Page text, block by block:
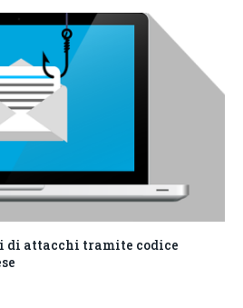
di attacchi tramite codice